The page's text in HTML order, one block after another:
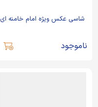
شاسی عکس ویژه امام خامنه ای
ناموجود